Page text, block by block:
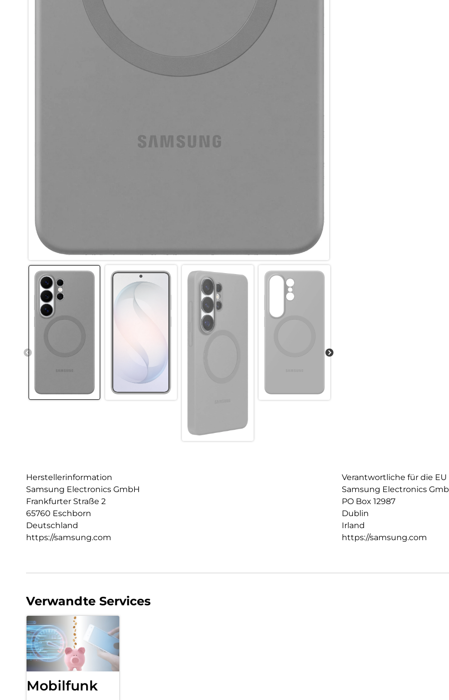
Herstellerinformation
Samsung Electronics GmbH
Frankfurter Straße 2
65760 Eschborn
Deutschland
https://samsung.com
Verantwortliche für die EU
Samsung Electronics
PO Box 12987
Dublin
Irland
https://samsung.com
Verwandte Services
Mobilfunk